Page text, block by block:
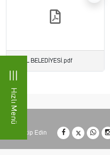
Hızlı Menü
ÇİVRİL BELEDİYESİ.pdf
Bizi Takip Edin